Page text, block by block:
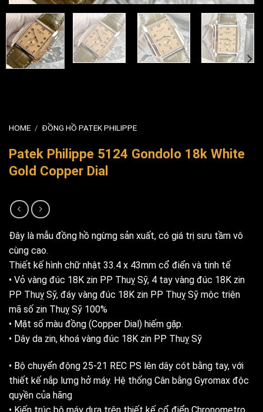
HOME / ĐỒNG HỒ PATEK PHILIPPE
Patek Philippe 5124 Gondolo 18k White
Gold Copper Dial
Đây là mẫu đồng hồ ngừng sản xuất, có giá trị sưu tầm vô
cùng cao.
Thiết kế hình chữ nhật 33.4 x 43mm cổ điển và tinh tế
• Vỏ vàng đúc 18K zin PP Thuỵ Sỹ, 4 tay vàng đúc 18K zin
PP Thuỵ Sỹ, đáy vàng đúc 18K zin PP Thuỵ Sỹ mộc triện
mã số zin Thuỵ Sỹ 100%
• Mặt số màu đồng (Copper Dial) hiếm gặp.
• Dây da zin, khoá vàng đúc 18K zin PP Thuỵ Sỹ
• Bộ chuyển động 25-21 REC PS lên dây cót bằng tay, với
thiết kế nắp lưng hở máy. Hệ thống Cân bằng Gyromax độc
quyền của hãng